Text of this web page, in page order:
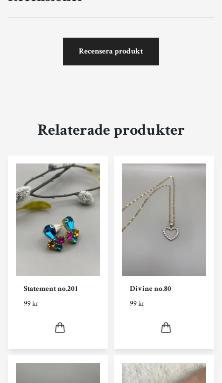
Recensera produkt
Relaterade produkter
Statement no.201
99 kr
Divine no.80
99 kr